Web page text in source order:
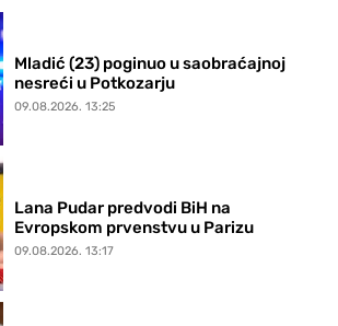
Mladić (23) poginuo u saobraćajnoj
nesreći u Potkozarju
09.08.2026. 13:25
Lana Pudar predvodi BiH na
Evropskom prvenstvu u Parizu
09.08.2026. 13:17